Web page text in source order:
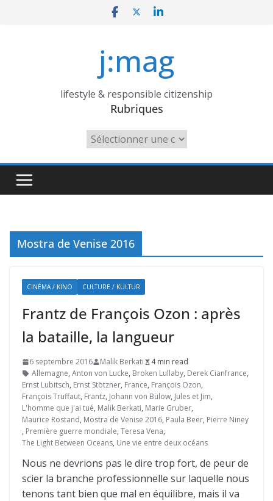
j:mag
lifestyle & responsible citizenship
Rubriques
Rubriques
Mostra de Venise 2016
CINÉMA / KINO CULTURE / KULTUR
Frantz de François Ozon : après
la bataille, la langueur
6 septembre 2016 Malik Berkati
4 min read
Allemagne, Anton von Lucke, Broken Lullaby, Derek Cianfrance,
Ernst Lubitsch, Ernst Stötzner, France, François Ozon,
François Truffaut, Frantz, Johann von Bülow, Jules et Jim,
L'homme que j'ai tué, Malik Berkati, Marie Gruber,
Maurice Rostand, Mostra de Venise 2016, Paula Beer, Pierre Niney
, Première guerre mondiale, Teresa Vena,
The Light Between Oceans, Une vie entre deux océans
Nous ne devrions pas le dire trop fort, de peur de
scier la branche professionnelle sur laquelle nous
tenons tant bien que mal en équilibre, mais il va